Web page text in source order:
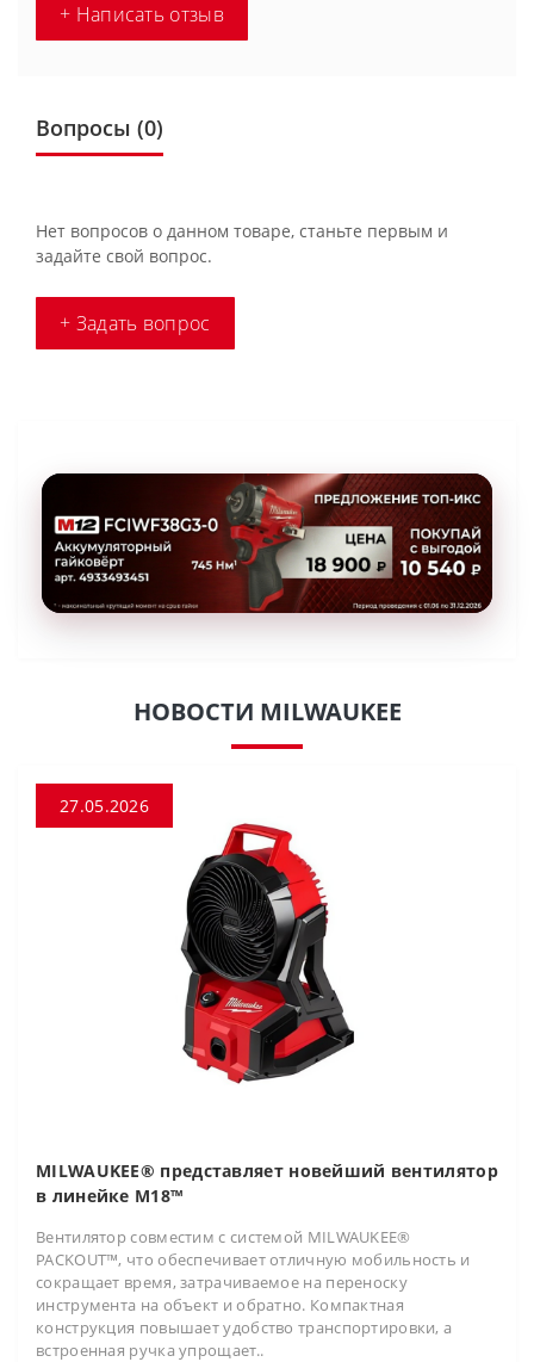
+ Написать отзыв
Вопросы (0)
Нет вопросов о данном товаре, станьте первым и
задайте свой вопрос.
+ Задать вопрос
НОВОСТИ MILWAUKEE
27.05.2026
MILWAUKEE® представляет новейший вентилятор
в линейке M18™
Вентилятор совместим с системой MILWAUKEE®
PACKOUT™, что обеспечивает отличную мобильность и
сокращает время, затрачиваемое на переноску
инструмента на объект и обратно. Компактная
конструкция повышает удобство транспортировки, а
встроенная ручка упрощает..